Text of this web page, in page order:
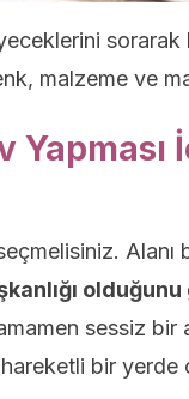
sorarak
malzeme ve
Yapması
Alanı
sessiz bir
bir yerde